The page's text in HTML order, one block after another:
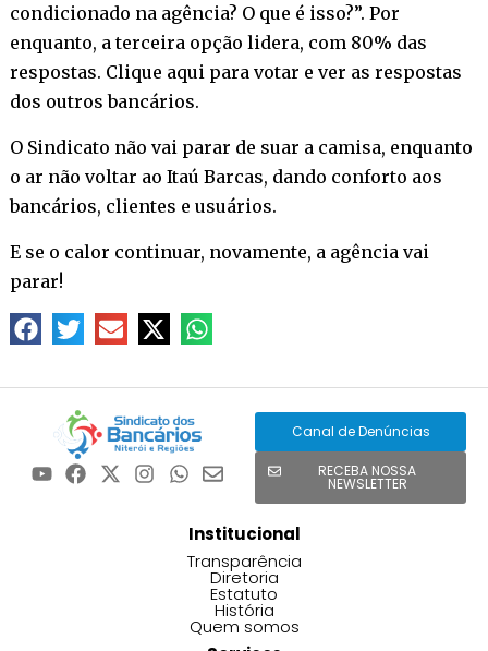
condicionado na agência? O que é isso?”. Por
enquanto, a terceira opção lidera, com 80% das
respostas. Clique aqui para votar e ver as respostas
dos outros bancários.
O Sindicato não vai parar de suar a camisa, enquanto
o ar não voltar ao Itaú Barcas, dando conforto aos
bancários, clientes e usuários.
E se o calor continuar, novamente, a agência vai
parar!
Canal de Denúncias
RECEBA NOSSA
NEWSLETTER
Institucional
Transparência
Diretoria
Estatuto
História
Quem somos